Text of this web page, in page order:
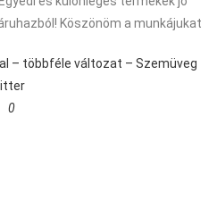
Köszönöm a munkájukat
– többféle változat – Szemüveg
0